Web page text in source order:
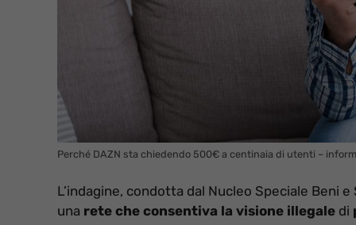
Perché DAZN sta chiedendo 500€ a centinaia di utenti –
L’indagine, condotta dal Nucleo Speciale Beni
una rete che consentiva la visione illegale di